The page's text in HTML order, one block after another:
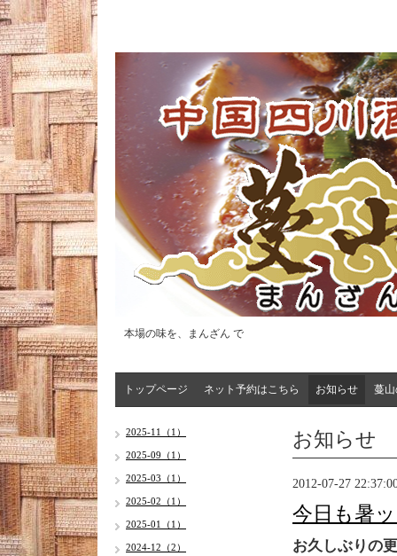
本場の味を、まんざん で
トップページ ネット予約はこちら お知らせ 蔓
お知らせ
2012-07-27
今日も暑
お久しぶりの
2025-11（1）
2025-09（1）
2025-03（1）
2025-02（1）
2025-01（1）
2024-12（2）